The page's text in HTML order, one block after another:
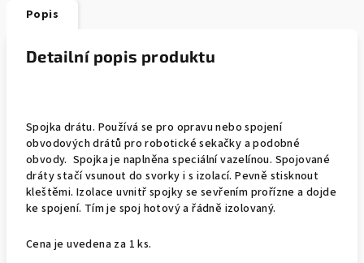
Popis
Detailní popis produktu
Spojka drátu. Používá se pro opravu nebo spojení
obvodových drátů pro robotické sekačky a podobné
obvody. Spojka je naplněna speciální vazelínou. Spojované
dráty stačí vsunout do svorky i s izolací. Pevně stisknout
kleštěmi. Izolace uvnitř spojky se sevřením prořízne a dojde
ke spojení. Tím je spoj hotový a řádně izolovaný.
Cena je uvedena za 1 ks.